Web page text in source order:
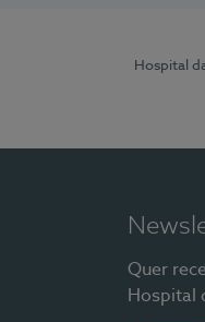
Hospital
Quer
Hospital